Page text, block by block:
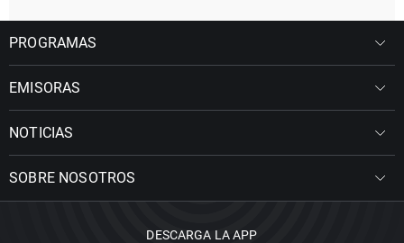
PROGRAMAS
EMISORAS
NOTICIAS
SOBRE NOSOTROS
DESCARGA LA APP